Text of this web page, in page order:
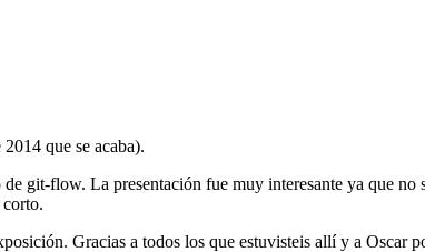
que se acaba).
git-flow. La presentación fue muy interesante ya que
Gracias a todos los que estuvisteis allí y a Oscar